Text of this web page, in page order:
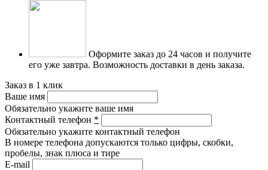
Оформите заказ до 24 часов и получите
его уже завтра. Возможность доставки в день заказа.
Заказ в 1 клик
Ваше имя
Обязательно укажите ваше имя
Контактный телефон *
Обязательно укажите контактный телефон
В номере телефона допускаются только цифры, скобки,
пробелы, знак плюса и тире
E-mail